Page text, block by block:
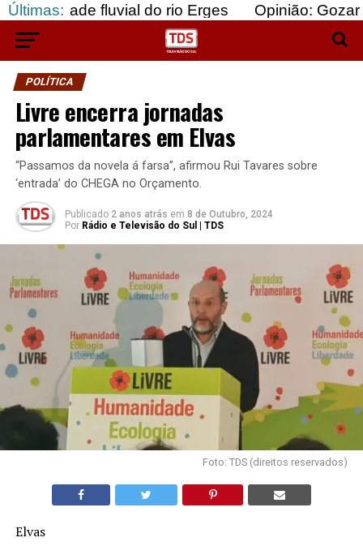
Últimas:
fluvial do rio Erges Opinião: Gozar com
POLÍTICA
Livre encerra jornadas
parlamentares em Elvas
“Passamos da novela á farsa”, afirmou Rui Tavares sobre
‘entrada’ do CHEGA no Orçamento.
Publicado 2 anos atrás em 8 de Outubro, 2024
Por Rádio e Televisão do Sul | TDS
Foto: TDS (direitos reservados)
Elvas